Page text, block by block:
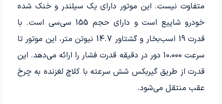
متفاوت نیست. این موتور دارای یک سیلندر و خنک شده
خودرو شاپیع است و دارای حجم 155 سی‌سی است. با
قدرت 19 اسب‌بخار و گشتاور 14.7 نیوتن متر، این موتور تا
سرعت 10،000 دور در دقیقه قدرت فشار را ارائه می‌دهد. این
قدرت از طریق گیربکس شش سرعته با کلاچ لغزنده به چرخ
عقب منتقل می‌شود.